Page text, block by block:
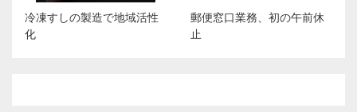
冷凍すしの製造で地域活性
化
郵便窓口業務、初の午前休
止